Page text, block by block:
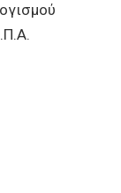
πλαστικών